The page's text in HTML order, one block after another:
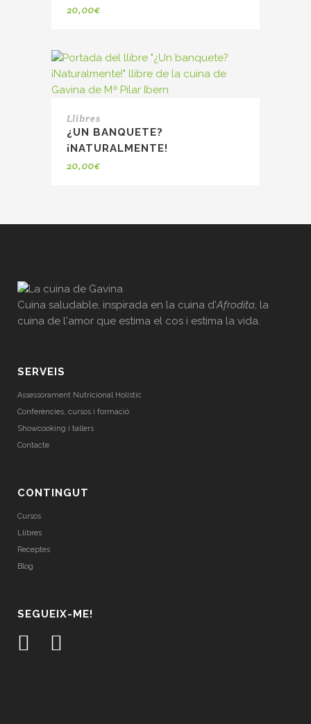
20,00€
Llibres
¿UN BANQUETE?
¡NATURALMENTE!
20,00€
Cuina saludable, inspirada en la cuina d'Afrodita, la
cuina de l'amor que estima el cos i estima la vida.
SERVEIS
Assessorament Nutricional Holístic
Conferències, cursos i formació
Showcooking i tallers
Contacte
CONTINGUT
Cursos
Llibres
Receptes
Blog
SEGUEIX-ME!